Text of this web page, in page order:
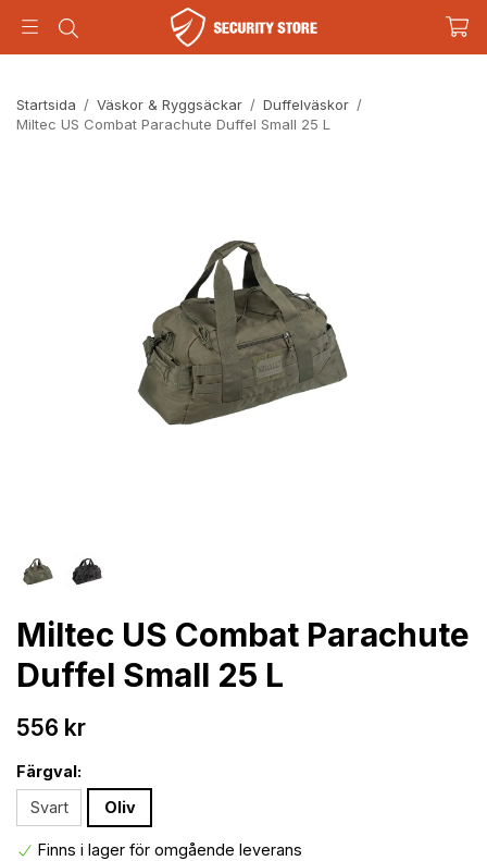
Startsida / Väskor & Ryggsäckar / Duffelväskor /
Miltec US Combat Parachute Duffel Small 25 L
Miltec US Combat Parachute
Duffel Small 25 L
556 kr
Färgval:
Svart
Oliv
Finns i lager för omgående leverans